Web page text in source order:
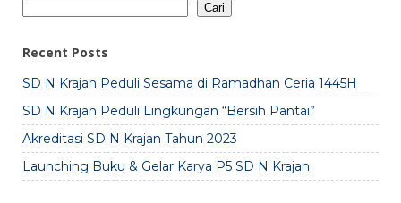
Cari
Recent Posts
SD N Krajan Peduli Sesama di Ramadhan Ceria 1445H
SD N Krajan Peduli Lingkungan “Bersih Pantai”
Akreditasi SD N Krajan Tahun 2023
Launching Buku & Gelar Karya P5 SD N Krajan